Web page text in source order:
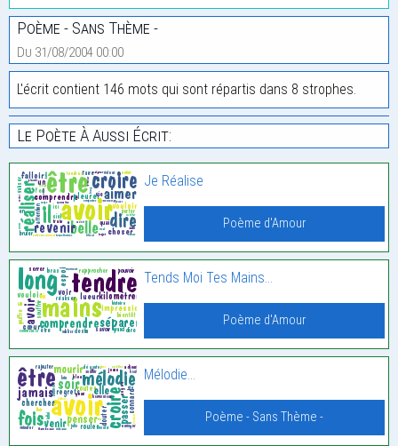
Poème - Sans Thème -
Du 31/08/2004 00:00
L'écrit contient 146 mots qui sont répartis dans 8 strophes.
Le Poète À Aussi Écrit:
Je Réalise
Poème d'Amour
Tends Moi Tes Mains…
Poème d'Amour
Mélodie…
Poème - Sans Thème -